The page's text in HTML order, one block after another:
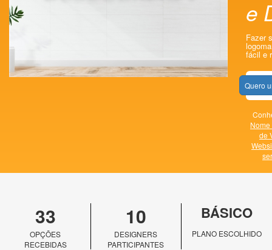
e
Fazer
fácil e
Quero
de
33
OPÇÕES
RECEBIDAS
10
DESIGNERS
PARTICIPANTES
BÁSICO
PLANO ESCOLHIDO